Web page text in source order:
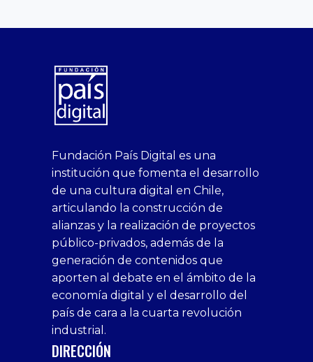
1xbet
canlı
casino
siteleri
bedava
bonus
veren
siteler
1xbet
deneme
bonusu
veren
siteleri
deneme
bonusu
Sikis
siteleri
bonusu
veren
siteler
casino
siteleri
1win
xslot
sahabet
giriş
1xbet
giriş
tarafbet
giriş
bonusu
veren
siteler
deneme
bonusu
Deneme
bonusu
veren
siteler
escort
casino
siteleri
bonusu
bahis
siteleri
Hot
Couple
xxx
homemade
porn
on
webcam
Cumshots
Tits
Free
Amateur
Porn
yenigiris.com
Giriş
bonusu
veren
siteler
deneme
bonusu
veren
siteler
Fundación País Digital es una
institución que fomenta el desarrollo
de una cultura digital en Chile,
articulando la construcción de
alianzas y la realización de proyectos
público-privados, además de la
generación de contenidos que
aporten al debate en el ámbito de la
economía digital y el desarrollo del
país de cara a la cuarta revolución
industrial.
DIRECCIÓN